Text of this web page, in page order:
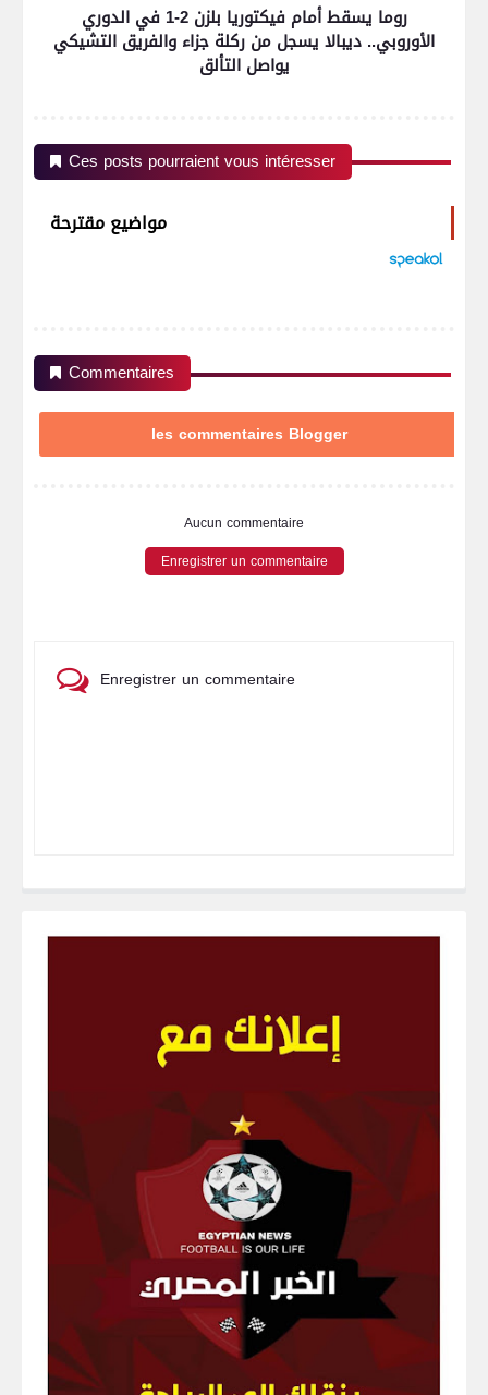
روما يسقط أمام فيكتوريا بلزن 2-1 في الدوري
الأوروبي.. ديبالا يسجل من ركلة جزاء والفريق التشيكي
يواصل التألق
Ces posts pourraient vous intéresser
مواضيع مقترحة
Commentaires
les commentaires Blogger
Aucun commentaire
Enregistrer un commentaire
Enregistrer un commentaire